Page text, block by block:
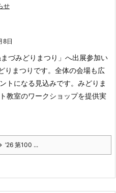
せ
8日
づみどりまつり」へ出展参加い
りまつりです。全体の会場も広
トになる見込みです。みどりま
教室のワークショップを提供実
’26 第100 ...